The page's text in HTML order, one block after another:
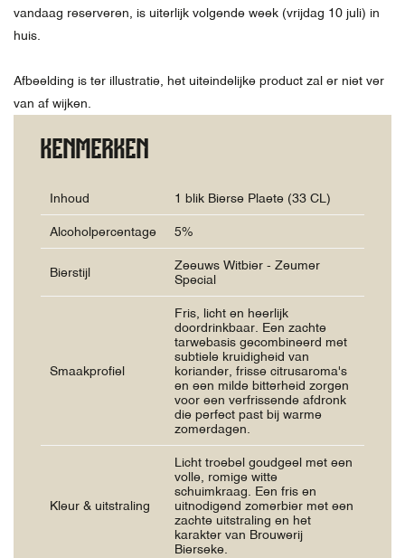
vandaag reserveren, is uiterlijk volgende week (vrijdag 10 juli) in
huis.
Afbeelding is ter illustratie, het uiteindelijke product zal er niet ver
van af wijken.
KENMERKEN
Inhoud 1 blik Bierse Plaete (33 CL)
Alcoholpercentage 5%
Bierstijl
Zeeuws Witbier - Zeumer
Special
Smaakprofiel
Fris, licht en heerlijk
doordrinkbaar. Een zachte
tarwebasis gecombineerd met
subtiele kruidigheid van
koriander, frisse citrusaroma's
en een milde bitterheid zorgen
voor een verfrissende afdronk
die perfect past bij warme
zomerdagen.
Kleur & uitstraling
Licht troebel goudgeel met een
volle, romige witte
schuimkraag. Een fris en
uitnodigend zomerbier met een
zachte uitstraling en het
karakter van Brouwerij
Bierseke.